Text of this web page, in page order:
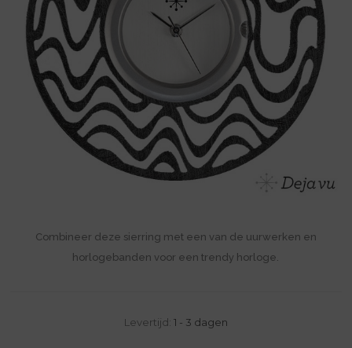
Combineer deze sierring met een van de uurwerken en
horlogebanden voor een trendy horloge.
Levertijd: 1 - 3 dagen